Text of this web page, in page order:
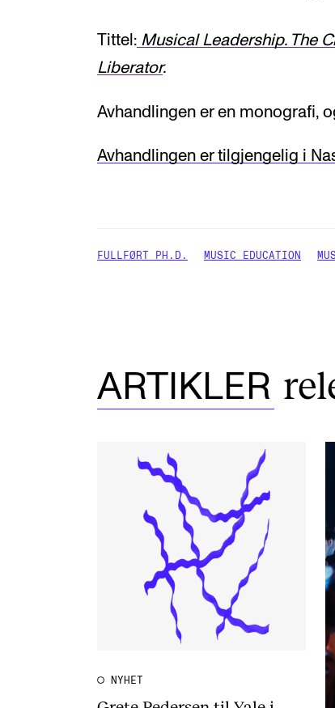
Tittel: Musical Leadership. The
Liberator.
Avhandlingen er en monografi,
Avhandlingen er tilgjengelig i
FULLFØRT PH.D. MUSIC EDUCATION
ARTIKLER
NYHET